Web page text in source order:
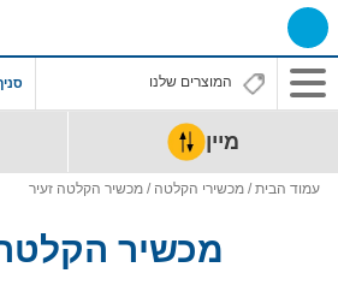
מיין
עמוד הבית/ מכשירי הקלטה / מכשיר הקלטה זעיר
מכשיר